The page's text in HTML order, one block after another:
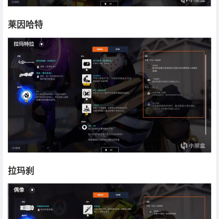
莱因哈特
拉玛刹